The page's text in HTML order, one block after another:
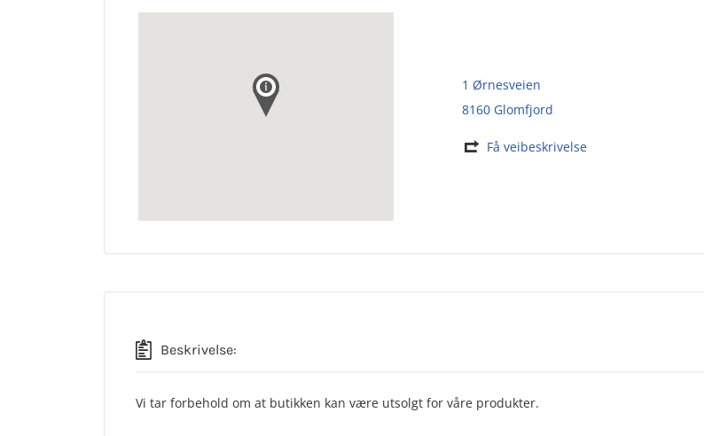
1 Ørnesveien
8160 Glomfjord
Få veibeskrivelse
Beskrivelse:
Vi tar forbehold om at butikken kan være utsolgt for våre produkter.